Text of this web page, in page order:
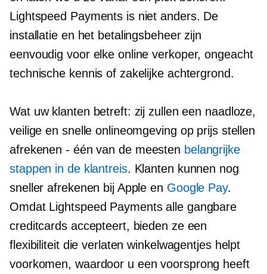
Lightspeed Payments is niet anders. De
installatie en het betalingsbeheer zijn
eenvoudig voor elke online verkoper, ongeacht
technische kennis of zakelijke achtergrond.
Wat uw klanten betreft: zij zullen een naadloze,
veilige en snelle onlineomgeving op prijs stellen
afrekenen - één van de meesten belangrijke
stappen in de klantreis. Klanten kunnen nog
sneller afrekenen bij Apple en Google Pay.
Omdat Lightspeed Payments alle gangbare
creditcards accepteert, bieden ze een
flexibiliteit die verlaten winkelwagentjes helpt
voorkomen, waardoor u een voorsprong heeft